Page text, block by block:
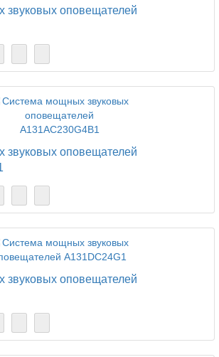
оповещателей
оповещателей
оповещателей